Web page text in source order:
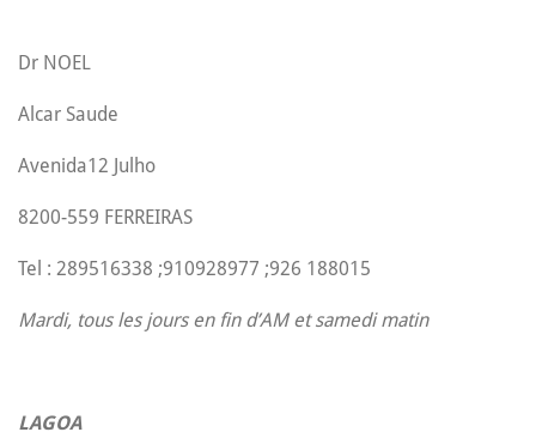
Dr NOEL
Alcar Saude
Avenida12 Julho
8200-559 FERREIRAS
Tel : 289516338 ;910928977 ;926 188015
Mardi, tous les jours en fin d’AM et samedi matin
LAGOA